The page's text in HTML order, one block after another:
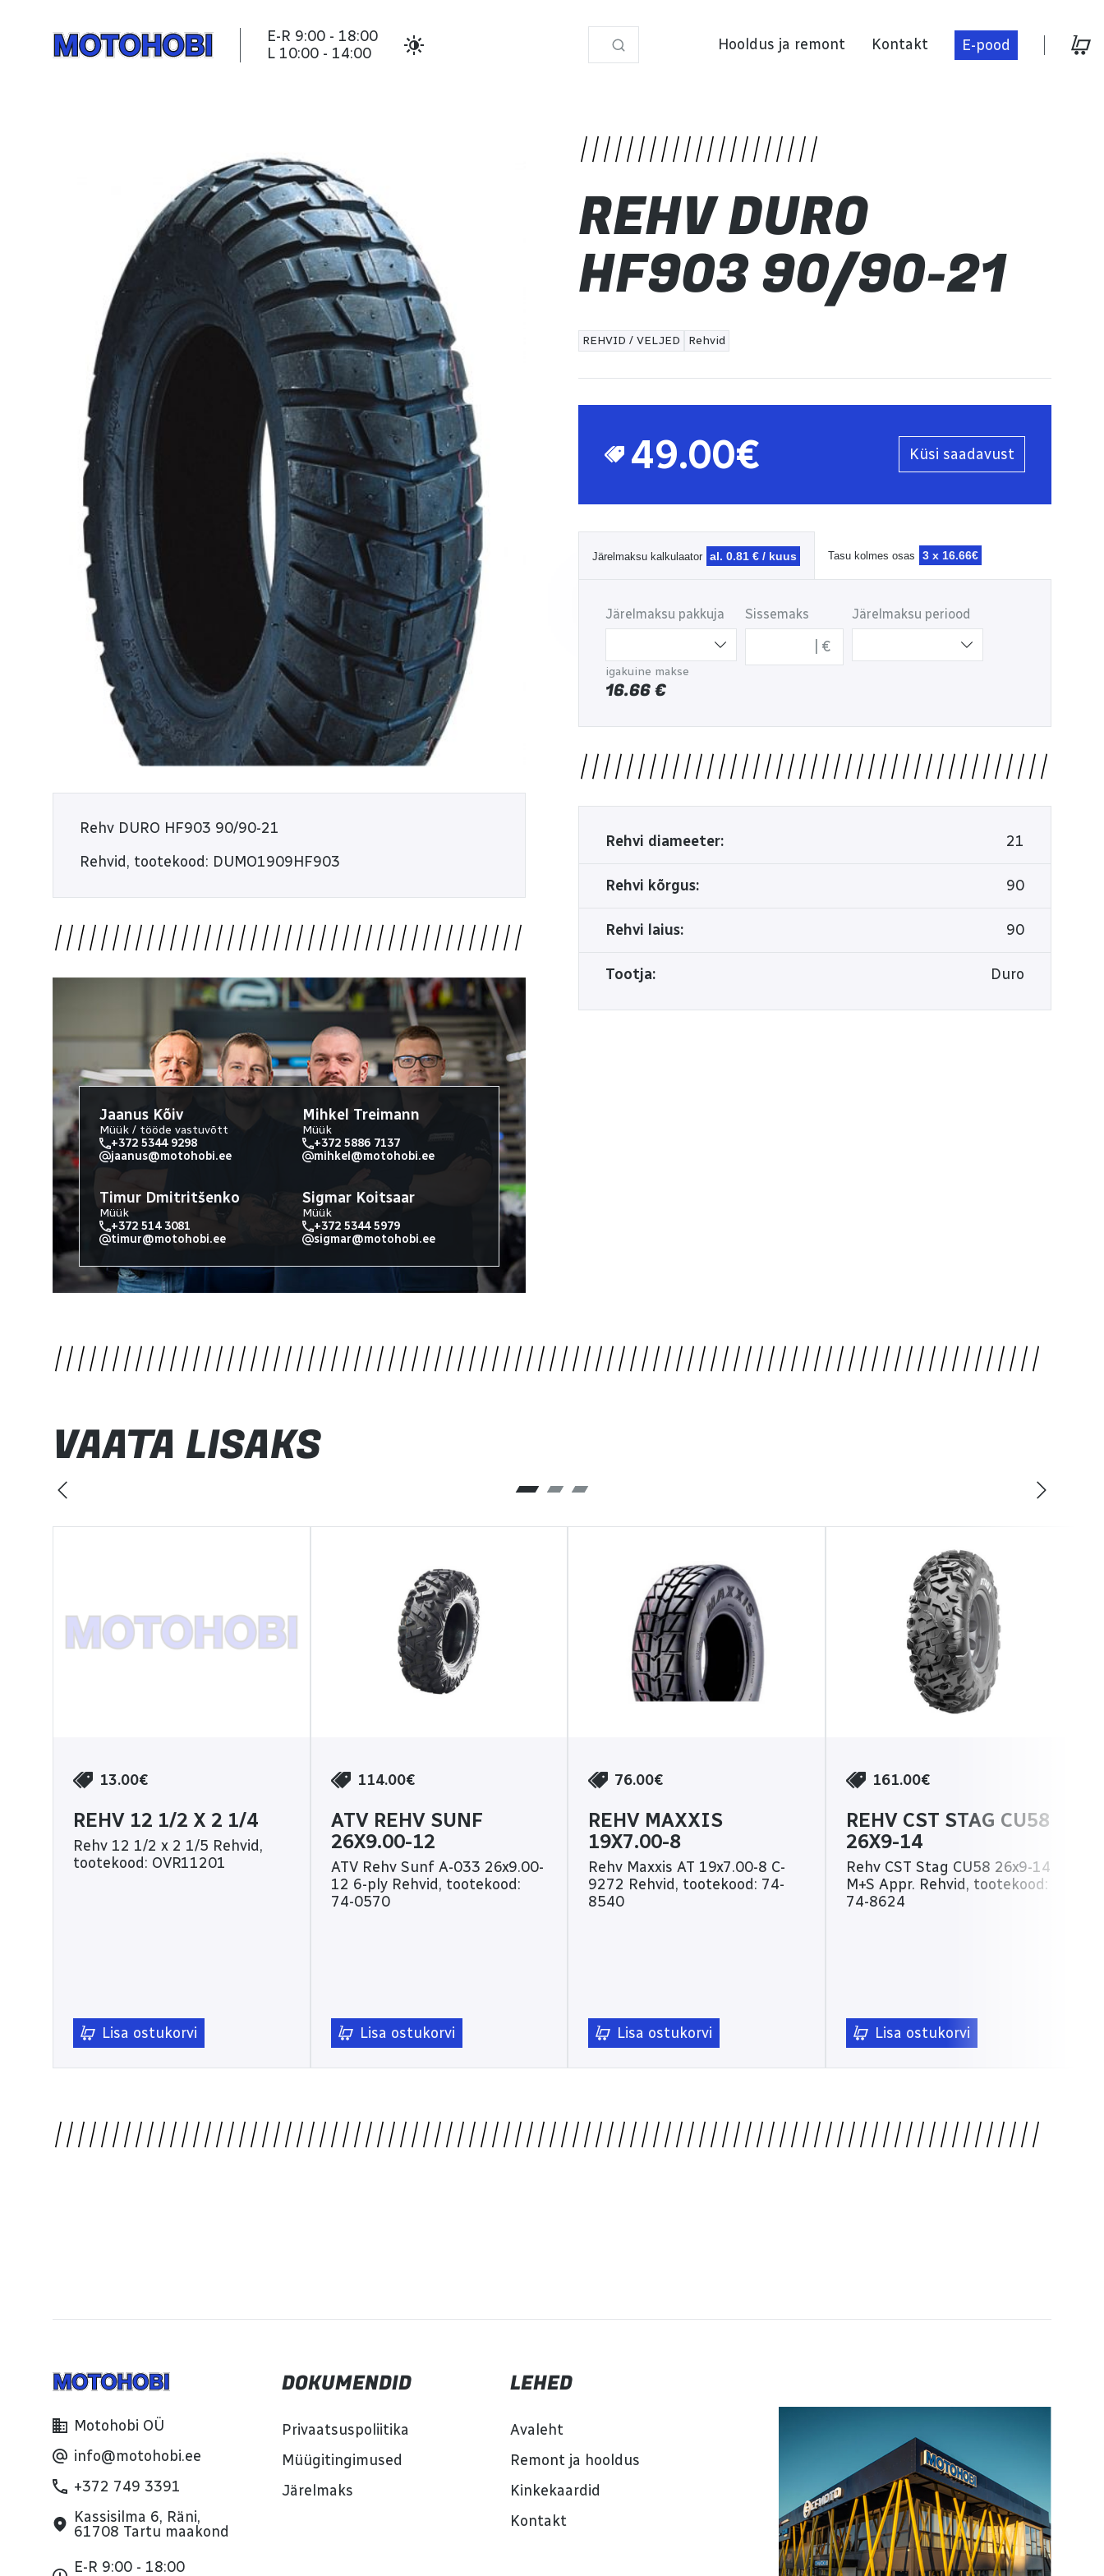
E-R 9:00 - 18:00
L 10:00 - 14:00
Hooldus ja remont Kontakt E-pood
E-R 9:00 - 18:00
L 10:00 - 14:00
Rehv DURO HF903 90/90-21
Rehvid, tootekood: DUMO1909HF903
Jaanus Kõiv
Müük / tööde vastuvõtt
+372 5344 9298
jaanus@motohobi.ee
Mihkel Treimann
Müük
+372 5886 7137
mihkel@motohobi.ee
Timur Dmitritšenko
Müük
+372 514 3081
timur@motohobi.ee
Sigmar Koitsaar
Müük
+372 5344 5979
sigmar@motohobi.ee
REHV DURO
HF903 90/90-21
REHVID / VELJED Rehvid
49.00€ Küsi saadavust
Järelmaksu kalkulaator al. 0.81 € / kuus Tasu kolmes osas 3 x 16.66€
Järelmaksu pakkuja Sissemaks
€
Järelmaksu periood
igakuine makse
16.66€
Rehvi diameeter: 21
Rehvi kõrgus: 90
Rehvi laius: 90
Tootja: Duro
VAATA LISAKS
13.00€
REHV 12 1/2 X 2 1/4
Rehv 12 1/2 x 2 1/5 Rehvid,
tootekood: OVR11201
Lisa ostukorvi
114.00€
ATV REHV SUNF
26X9.00-12
ATV Rehv Sunf A-033 26x9.00-
12 6-ply Rehvid, tootekood:
74-0570
Lisa ostukorvi
76.00€
REHV MAXXIS
19X7.00-8
Rehv Maxxis AT 19x7.00-8 C-
9272 Rehvid, tootekood: 74-
8540
Lisa ostukorvi
161.00€
REHV CST STAG CU58
26X9-14
Rehv CST Stag CU58 26x9-14
M+S Appr. Rehvid, tootekood:
74-8624
Lisa ostukorvi
Motohobi OÜ
info@motohobi.ee
+372 749 3391
Kassisilma 6, Räni,
61708 Tartu maakond
E-R 9:00 - 18:00
DOKUMENDID
Privaatsuspoliitika
Müügitingimused
Järelmaks
LEHED
Avaleht
Remont ja hooldus
Kinkekaardid
Kontakt